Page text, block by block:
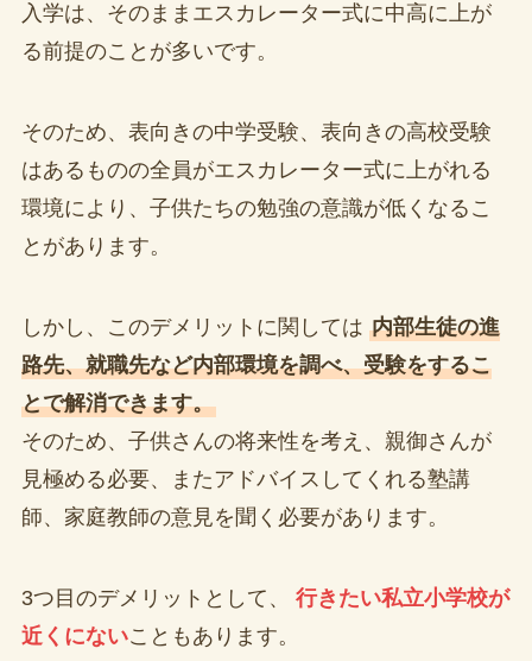
入学は、そのままエスカレーター式に中高に上が
る前提のことが多いです。
そのため、表向きの中学受験、表向きの高校受験
はあるものの全員がエスカレーター式に上がれる
環境により、子供たちの勉強の意識が低くなるこ
とがあります。
しかし、このデメリットに関しては 内部生徒の進
路先、就職先など内部環境を調べ、受験をするこ
とで解消できます。
そのため、子供さんの将来性を考え、親御さんが
見極める必要、またアドバイスしてくれる塾講
師、家庭教師の意見を聞く必要があります。
3つ目のデメリットとして、 行きたい私立小学校が
近くにないこともあります。